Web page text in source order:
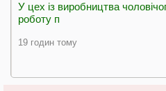
У цех із виробництва
роботу п
19 годин тому